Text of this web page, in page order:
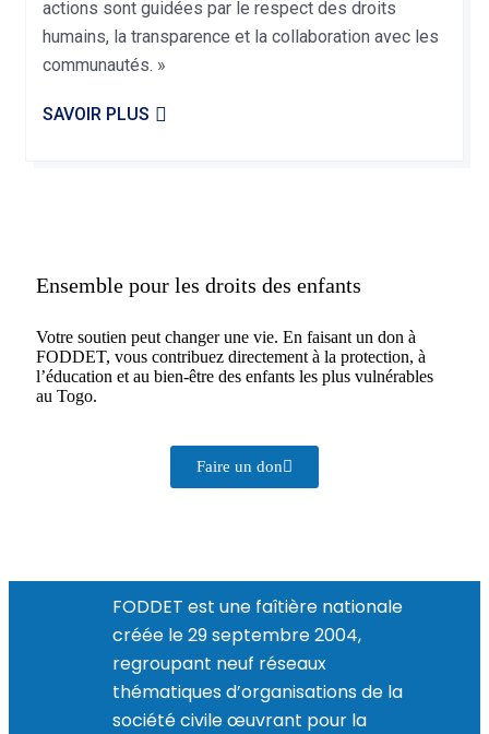
actions sont guidées par le respect des droits
humains, la transparence et la collaboration avec les
communautés. »
SAVOIR PLUS
Ensemble pour les droits des enfants
Votre soutien peut changer une vie. En faisant un don à
FODDET, vous contribuez directement à la protection, à
l’éducation et au bien-être des enfants les plus vulnérables
au Togo.
Faire un don
FODDET est une faîtière nationale
créée le 29 septembre 2004,
regroupant neuf réseaux
thématiques d’organisations de la
société civile œuvrant pour la